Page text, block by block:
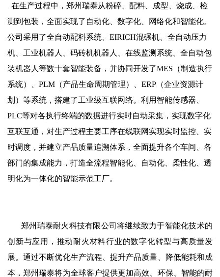
在生产过程中，郑州瑞泰从粉碎、配料、成型、烧成、检
测到包装，全面实现了自动化、数字化、网络化和智能化。
公司采用了全自动配料系统、EIRICH混碾机、全自动压力
机、工业机器人、码砖机机器人、在线监测系统、全自动包
装机器人等数十套智能装备，并协同开发了MES（制造执行
系统）、PLM（产品生命周期管理）、ERP（企业资源计
划）等系统，搭建了工业级互联网络。利用智能传感器、
PLC等对各执行终端的数据进行实时自动采集，实现数字化
互联互通，对生产过程主要工序在线联网实现实时监控、实
时调度，并建立产品质量追溯体系，全面提升各个车间、各
部门的集成能力，打造全流程智能化、自动化、柔性化、透
明化为一体化的智能示范工厂。
郑州瑞泰耐火科技有限公司将继续致力于智能化技术的
创新与应用，推动耐火材料行业的数字化转型与高质量发
展。通过不断优化生产流程、提升产品质量、降低能耗和成
本，郑州瑞泰将为全球客户提供更加高效、环保、智能的耐